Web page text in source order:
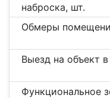
наброска, шт.
Обмеры
Выезд на объект
Функциональное